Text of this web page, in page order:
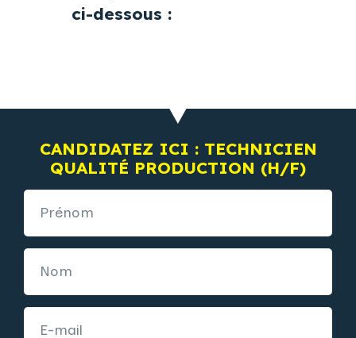
ci-dessous :
CANDIDATEZ ICI : TECHNICIEN
QUALITÉ PRODUCTION (H/F)